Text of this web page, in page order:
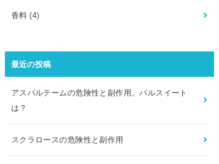
香料 (4)
最近の投稿
アスパルテームの危険性と副作用。パルスイート
は？
スクラロースの危険性と副作用